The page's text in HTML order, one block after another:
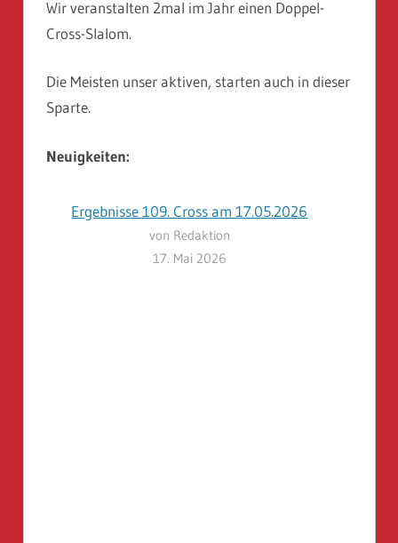
Wir veranstalten 2mal im Jahr einen Doppel-
Cross-Slalom.
Die Meisten unser aktiven, starten auch in dieser
Sparte.
Neuigkeiten:
Ergebnisse 109. Cross am 17.05.2026
von Redaktion
17. Mai 2026